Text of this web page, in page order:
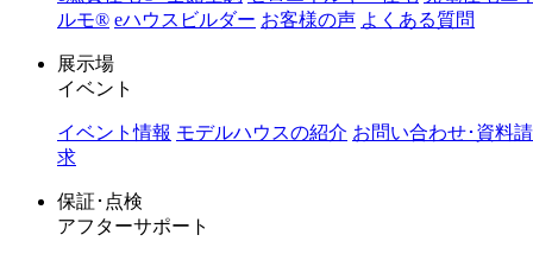
ルモ®︎ eハウスビルダー お客様の声 よくある質問
展示場
イベント
イベント情報 モデルハウスの紹介 お問い合わせ･資料請
求
保証･点検
アフターサポート